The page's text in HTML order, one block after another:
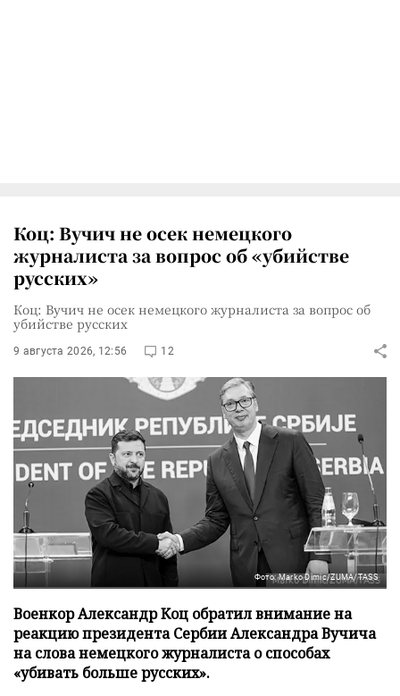
Коц: Вучич не осек немецкого
журналиста за вопрос об «убийстве
русских»
Коц: Вучич не осек немецкого журналиста за вопрос об
убийстве русских
9 августа 2026, 12:56 12
Фото: Marko Dimic/ZUMA/TASS
Военкор Александр Коц обратил внимание на
реакцию президента Сербии Александра Вучича
на слова немецкого журналиста о способах
«убивать больше русских».